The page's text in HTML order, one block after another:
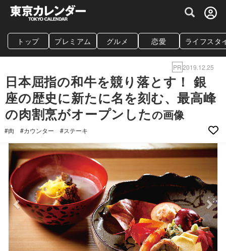
グルメ情報・プレミアムレストラン予約
トップ プレミアム グルメ 恋愛 ライフスタ
PR2019.12.25
日本屈指の和牛を競り落とす！ 銀
座の歴史に新たに名を刻む、最高峰
の肉割烹がオープンしたの画像
#肉 #カウンター #ステーキ